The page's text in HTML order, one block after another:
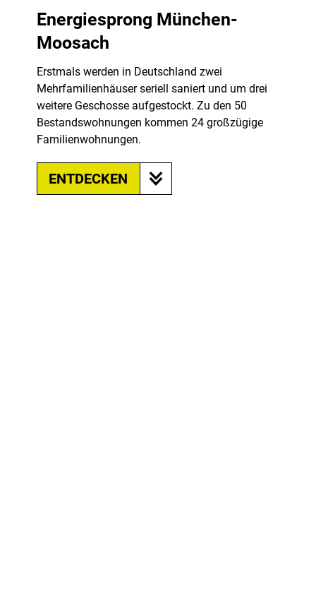
Energiesprong München-
Moosach
Erstmals werden in Deutschland zwei
Mehrfamilienhäuser seriell saniert und um drei
weitere Geschosse aufgestockt. Zu den 50
Bestandswohnungen kommen 24 großzügige
Familienwohnungen.
ENTDECKEN